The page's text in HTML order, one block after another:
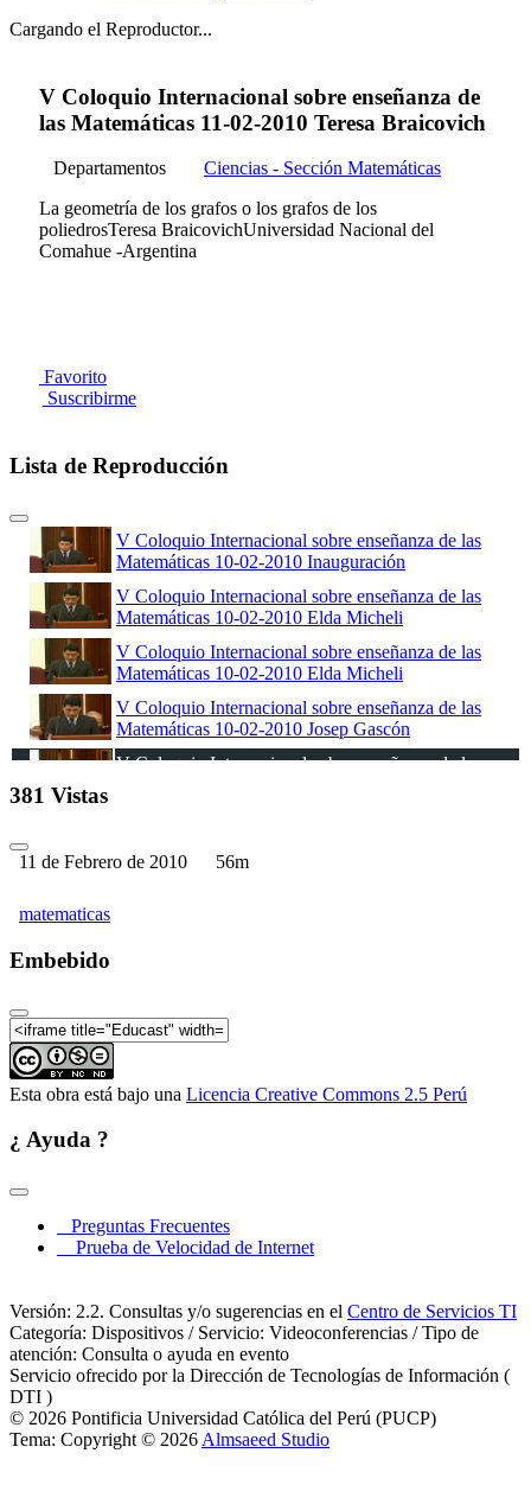
Cargando el Reproductor...
V Coloquio Internacional sobre enseñanza de
las Matemáticas 11-02-2010 Teresa Braicovich
Departamentos
Ciencias - Sección Matemáticas
La geometría de los grafos o los grafos de los
poliedrosTeresa BraicovichUniversidad Nacional del
Comahue -Argentina
Favorito
Suscribirme
Lista de Reproducción
V Coloquio Internacional sobre enseñanza de las
Matemáticas 10-02-2010 Inauguración
V Coloquio Internacional sobre enseñanza de las
Matemáticas 10-02-2010 Elda Micheli
V Coloquio Internacional sobre enseñanza de las
Matemáticas 10-02-2010 Elda Micheli
V Coloquio Internacional sobre enseñanza de las
Matemáticas 10-02-2010 Josep Gascón
V Coloquio Internacional sobre enseñanza de las
V Coloquio Internacional sobre enseñanza de las
V Coloquio Internacional sobre enseñanza de las
381 Vistas
11 de Febrero de 2010 56m
matematicas
Embebido
Esta obra está bajo una Licencia Creative Commons 2.5 Perú
¿ Ayuda ?
Preguntas Frecuentes
Prueba de Velocidad de Internet
Versión: 2.2. Consultas y/o sugerencias en el Centro de Servicios TI
Categoría: Dispositivos / Servicio: Videoconferencias / Tipo de
atención: Consulta o ayuda en evento
Servicio ofrecido por la Dirección de Tecnologías de Información (
DTI )
© 2026 Pontificia Universidad Católica del Perú (PUCP)
Tema: Copyright © 2026 Almsaeed Studio